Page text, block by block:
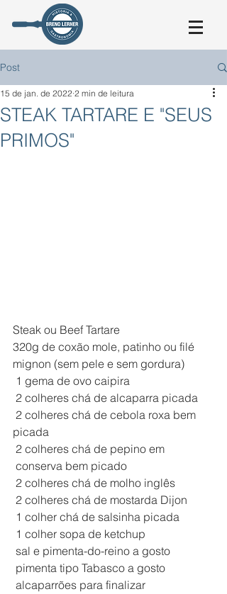
Post
STEAK TARTARE E "SEUS
PRIMOS"
15 de jan. de 2022 2 min de leitura
Steak ou Beef Tartare
320g de coxão mole, patinho ou filé
mignon (sem pele e sem gordura)
1 gema de ovo caipira
2 colheres chá de alcaparra picada
picada
2 colheres chá de pepino em
conserva bem picado
2 colheres chá de molho inglês
2 colheres chá de mostarda Dijon
1 colher chá de salsinha picada
1 colher sopa de ketchup
sal e pimenta-do-reino a gosto
pimenta tipo Tabasco a gosto
alcaparrões para finalizar